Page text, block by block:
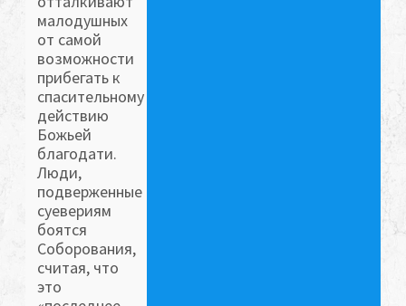
малодушных
от самой
возможности
прибегать к
спасительному
действию
Божьей
благодати.
Люди,
подверженные
суевериям
боятся
Соборования,
считая, что
это